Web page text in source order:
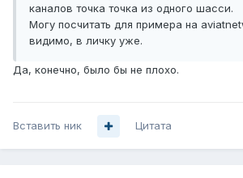
каналов точка точка из одного шасси.
Могу посчитать для примера на
видимо, в личку уже.
Да, конечно, было бы не плохо.
Вставить ник Цитата